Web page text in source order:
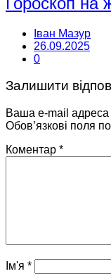
Іван Мазур
26.09.2025
0
Залишити
Ваша e-mail
Обов’язкові поля
Коментар *
Ім'я *